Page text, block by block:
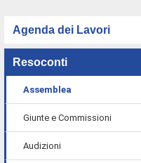
Agenda dei Lavori
Resoconti
Assemblea
Giunte e Commissioni
Audizioni